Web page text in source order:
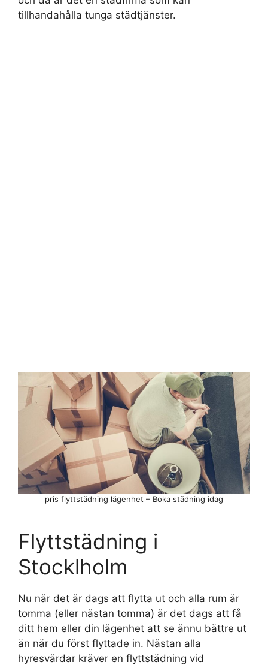
tillhandahålla tunga städtjänster.
Flyttstädning i
Stocklholm
Nu när det är dags att flytta ut och alla rum är
tomma (eller nästan tomma) är det dags att få
ditt hem eller din lägenhet att se ännu bättre ut
än när du först flyttade in. Nästan alla
hyresvärdar kräver en flyttstädning vid
pris flyttstädning lägenhet – Boka städning idag